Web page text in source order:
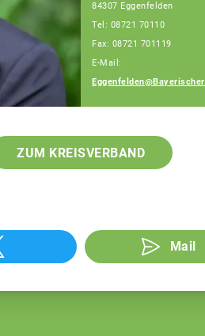
Fachberaterin
84307 Eggenfelden
Tel: 08721 70110
Fax: 08721 701119
E-Mail:
ZUM KREISVERBAND
Mail